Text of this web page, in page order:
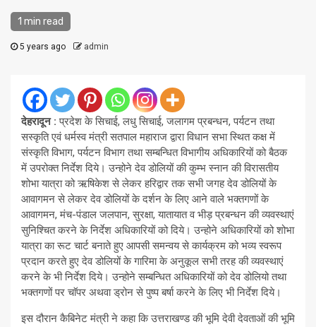
1 min read
5 years ago admin
देहरादून : प्रदेश के सिचाई, लधु सिचाई, जलागम प्रबन्धन, पर्यटन तथा
सस्कृति एवं धर्मस्व मंत्री सतपाल महाराज द्वारा विधान सभा स्थित कक्ष में
संस्कृति विभाग, पर्यटन विभाग तथा सम्बन्धित विभागीय अधिकारियों को बैठक
में उपरोक्त निर्देश दिये। उन्होने देव डोलियों की कुम्भ स्नान की विरासतीय
शोभा यात्रा को ऋषिकेश से लेकर हरिद्वार तक सभी जगह देव डोलियों के
आवागमन से लेकर देव डोलियों के दर्शन के लिए आने वाले भक्तगणों के
आवागमन, मंच-पंडाल जलपान, सुरक्षा, यातायात व भीड़ प्रबन्धन की व्यवस्थाएं
सुनिश्चित करने के निर्देश अधिकारियों को दिये। उन्होने अधिकारियों को शोभा
यात्रा का रूट चार्ट बनाते हुए आपसी समन्वय से कार्यक्रम को भव्य स्वरूप
प्रदान करते हुए देव डोलियों के गारिमा के अनुकूल सभी तरह की व्यवस्थाएं
करने के भी निर्देश दिये। उन्होने सम्बन्धित अधिकारियों को देव डोलियो तथा
भक्तगणों पर चाॅपर अथवा ड्रोन से पुष्प बर्षा करने के लिए भी निर्देश दिये।
इस दौरान कैबिनेट मंत्री ने कहा कि उत्तराखण्ड की भूमि देवी देवताओं की भूमि